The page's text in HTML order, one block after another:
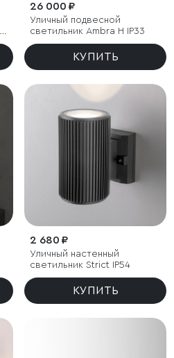
26 000 ₽
Уличный подвесной
светильник Ambra H IP33
КУПИТЬ
2 680 ₽
Уличный настенный
светильник Strict IP54
КУПИТЬ